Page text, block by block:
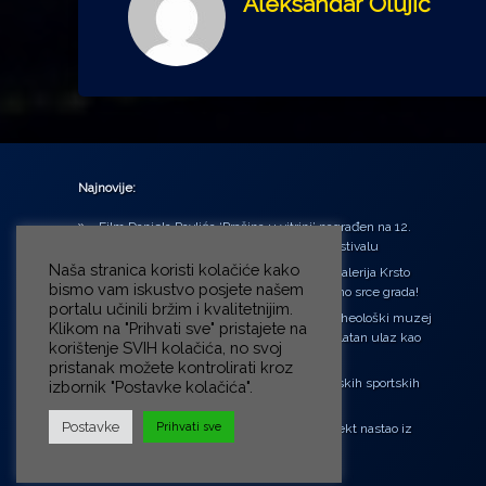
Najnovije:
Film Daniela Pavlića ‘Prašina u vitrini’ nagrađen na 12.
Green Montenegro International Film Festivalu
U središtu Petrinje otvorena obnovljena Galerija Krsto
Hegedušić: Kultura vraćena kući, u samo srce grada!
Od petka do nedjelje (31.7. – 2.8.2026.) Arheološki muzej
u Zagrebu otvara vrata građanima: Besplatan ulaz kao
zaklon od toplinskog vala
‘Ni med cvetjem ni pravice’ na Aleji hrvatskih sportskih
“Rubikova kocka – složi svoju priču”, projekt nastao iz
potrebe da se čuje glas djece!
Naša stranica koristi kolačiće kako
bismo vam iskustvo posjete našem
portalu učinili bržim i kvalitetnijim.
Klikom na "Prihvati sve" pristajete na
korištenje SVIH kolačića, no svoj
pristanak možete kontrolirati kroz
izbornik "Postavke kolačića".
Postavke Prihvati sve